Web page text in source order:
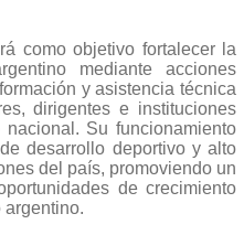
como objetivo fortalecer la
mediante acciones
y asistencia técnica
dirigentes e instituciones
Su funcionamiento
desarrollo deportivo y alto
del país, promoviendo un
de crecimiento